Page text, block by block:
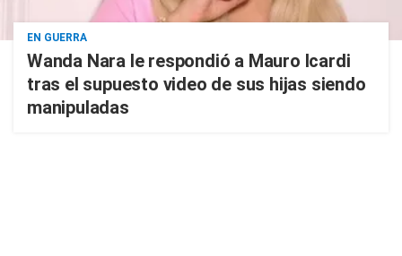
EN GUERRA
Wanda Nara le respondió a Mauro Icardi
tras el supuesto video de sus hijas siendo
manipuladas